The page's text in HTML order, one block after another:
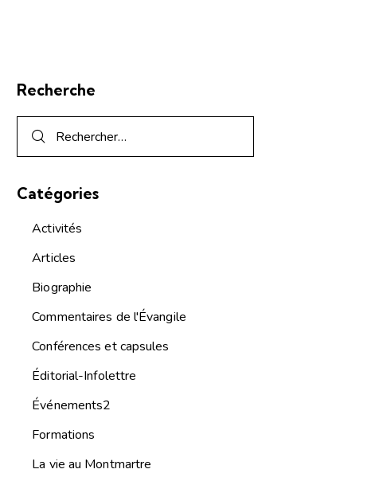
Recherche
Catégories
Activités
Articles
Biographie
Commentaires de l'Évangile
Conférences et capsules
Éditorial-Infolettre
Événements2
Formations
La vie au Montmartre